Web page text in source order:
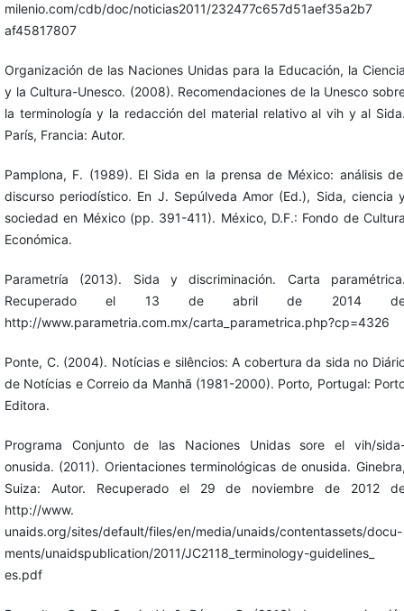
milenio.com/cdb/doc/noticias2011/232477c657d51aef35a2b7
af45817807
Organización de las Naciones Unidas para la Educación, la
y la Cultura-Unesco. (2008). Recomendaciones de la Unesco
la terminología y la redacción del material relativo al vih y al
París, Francia: Autor.
Pamplona, F. (1989). El Sida en la prensa de México: análisis
discurso periodístico. En J. Sepúlveda Amor (Ed.), Sida, ciencia
sociedad en México (pp. 391-411). México, D.F.: Fondo de
Económica.
Parametría (2013). Sida y discriminación. Carta
Recuperado el 13 de abril de 2014
http://www.parametria.com.mx/carta_parametrica.php?cp=4326
Ponte, C. (2004). Notícias e silêncios: A cobertura da sida no
de Notícias e Correio da Manhã (1981-2000). Porto, Portugal:
Editora.
Programa Conjunto de las Naciones Unidas sore el vih/
onusida. (2011). Orientaciones terminológicas de onusida.
Suiza: Autor. Recuperado el 29 de noviembre de 2012
http://www.
unaids.org/sites/default/files/en/media/unaids/contentassets/docu-
ments/unaidspublication/2011/JC2118_terminology-guidelines_
es.pdf